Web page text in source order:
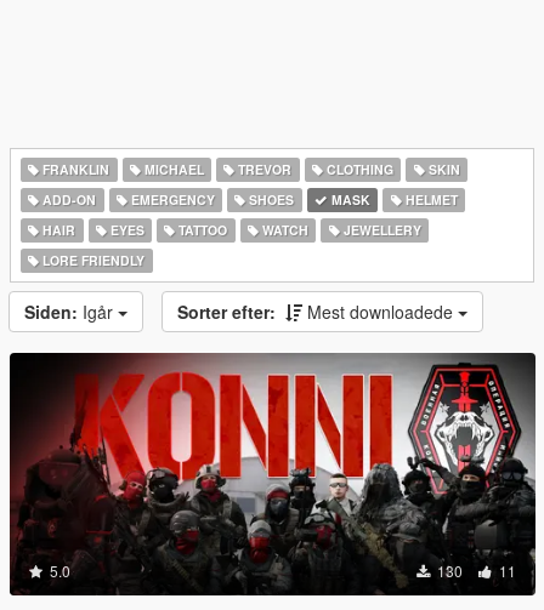
FRANKLIN MICHAEL TREVOR CLOTHING
SKIN
ADD-ON
EMERGENCY SHOES MASK
HELMET
HAIR
EYES TATTOO WATCH
JEWELLERY
LORE FRIENDLY
Siden: Igår Sorter efter: Mest downloadede
5.0 130 11